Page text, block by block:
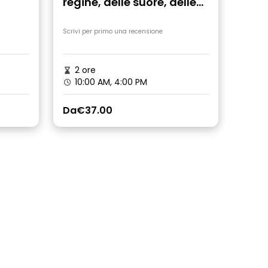
Scrivi per primo una recensione
2 ore
10:00 AM, 4:00 PM
Da€37.00